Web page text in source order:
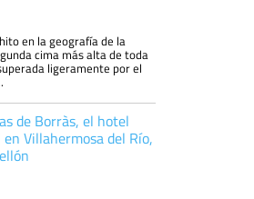
en la geografía de la
cima más alta de toda
ligeramente por el
de Borràs, el hotel
en Villahermosa del Río,